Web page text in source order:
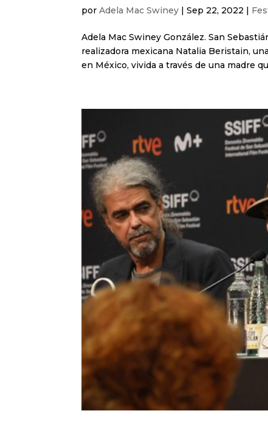
porAdela Mac Swiney |Sep 22, 2022 |
Adela Mac Swiney González. San
realizadora mexicana Natalia Beristain,
en México, vivida a través de una madre